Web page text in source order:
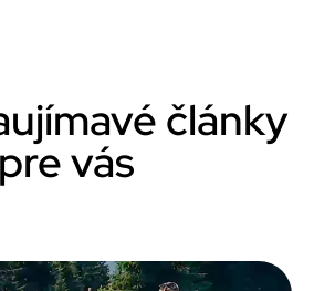
články
pre vás